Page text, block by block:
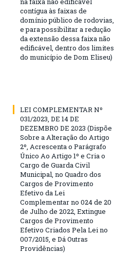
contígua às faixas de
domínio público de rodovias,
e para possibilitar a redução
da extensão dessa faixa não
edificável, dentro dos limites
do município de Dom Eliseu)
LEI COMPLEMENTAR Nº
031/2023, DE 14 DE
DEZEMBRO DE 2023 (Dispõe
Sobre a Alteração do Artigo
2º, Acrescenta o Parágrafo
Único Ao Artigo 1º e Cria o
Cargo de Guarda Civil
Municipal, no Quadro dos
Cargos de Provimento
Efetivo da Lei
Complementar no 024 de 20
de Julho de 2022, Extingue
Cargos de Provimento
Efetivo Criados Pela Lei no
007/2015, e Dá Outras
Providências)